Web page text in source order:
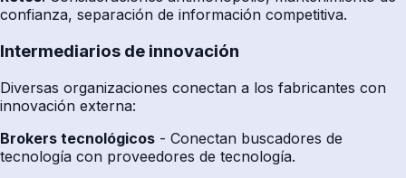
confianza, separación de información competitiva.
Intermediarios de innovación
Diversas organizaciones conectan a los fabricantes con
innovación externa:
Brokers tecnológicos - Conectan buscadores de
tecnología con proveedores de tecnología.